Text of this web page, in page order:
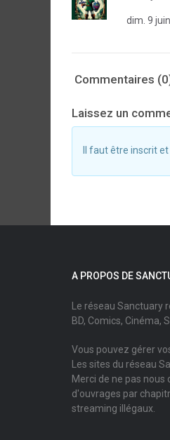
dim. 9
Commentaires
Laissez un
Il faut être inscrit
A PROPOS DE
Le réseau
BD, Comics, Cinéma,
Vous pouvez gérer
Les sites du réseau
Merci de ne pas
d'ouvrages par
streaming illégaux.